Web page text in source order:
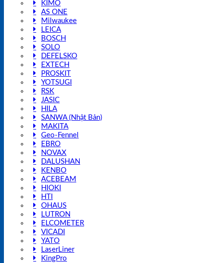
KIMO
AS ONE
Milwaukee
LEICA
BOSCH
SOLO
DEFELSKO
EXTECH
PROSKIT
YOTSUGI
RSK
JASIC
HILA
SANWA (Nhật Bản)
MAKITA
Geo-Fennel
EBRO
NOVAX
DALUSHAN
KENBO
ACEBEAM
HIOKI
HTI
OHAUS
LUTRON
ELCOMETER
VICADI
YATO
LaserLiner
KingPro